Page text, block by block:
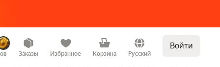
Заказы Избранное Корзина Русский
Войти